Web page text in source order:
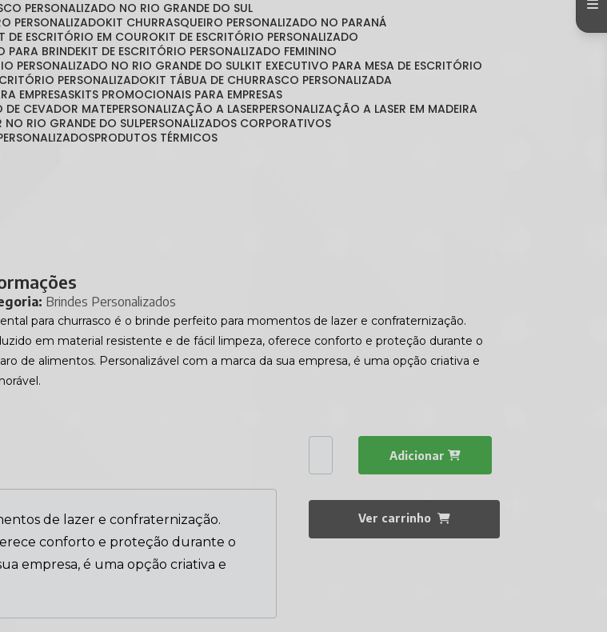
PERSONALIZADO NO RIO GRANDE DO SUL
PERSONALIZADO KIT CHURRASQUEIRO PERSONALIZADO NO PARANÁ
DE ESCRITÓRIO EM COURO KIT DE ESCRITÓRIO PERSONALIZADO
PARA BRINDE KIT DE ESCRITÓRIO PERSONALIZADO FEMININO
PERSONALIZADO NO RIO GRANDE DO SUL KIT EXECUTIVO PARA MESA DE ESCRITÓRIO
PERSONALIZADO KIT TÁBUA DE CHURRASCO PERSONALIZADA
EMPRESAS KITS PROMOCIONAIS PARA EMPRESAS
DE CEVADOR MATE PERSONALIZAÇÃO A LASER PERSONALIZAÇÃO A LASER EM MADEIRA
NO RIO GRANDE DO SUL PERSONALIZADOS CORPORATIVOS
PRODUTOS TÉRMICOS
Brindes Personalizados
para churrasco é o brinde perfeito para momentos de lazer e confraternização.
em material resistente e de fácil limpeza, oferece conforto e proteção durante o
de alimentos. Personalizável com a marca da sua empresa, é uma opção criativa e
Adicionar
Ver carrinho
de lazer e confraternização.
conforto e proteção durante o
empresa, é uma opção criativa e